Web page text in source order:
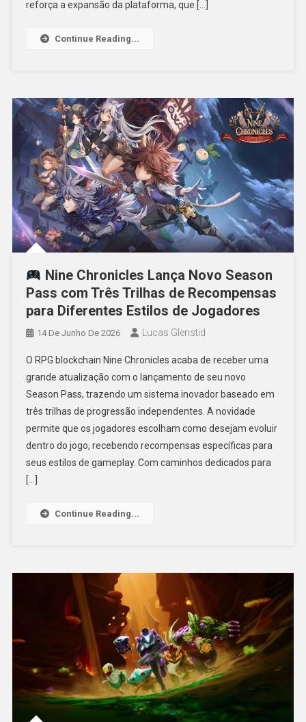
reforça a expansão da plataforma, que […]
Continue Reading...
Nine Chronicles Lança Novo Season
Pass com Três Trilhas de Recompensas
para Diferentes Estilos de Jogadores
14 De Junho De 2026 Lucas Glenstid
O RPG blockchain Nine Chronicles acaba de receber uma
grande atualização com o lançamento de seu novo
Season Pass, trazendo um sistema inovador baseado em
três trilhas de progressão independentes. A novidade
permite que os jogadores escolham como desejam evoluir
dentro do jogo, recebendo recompensas específicas para
seus estilos de gameplay. Com caminhos dedicados para
[…]
Continue Reading...